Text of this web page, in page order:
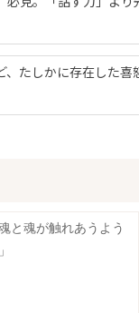
、たしかに存在した
と魂が触れあうよう